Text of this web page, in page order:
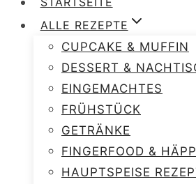
ALLE REZEPTE
CUPCAKE & MUFFIN
DESSERT &
EINGEMACHTES
FRÜHSTÜCK
GETRÄNKE
FINGERFOOD &
HAUPTSPEISE